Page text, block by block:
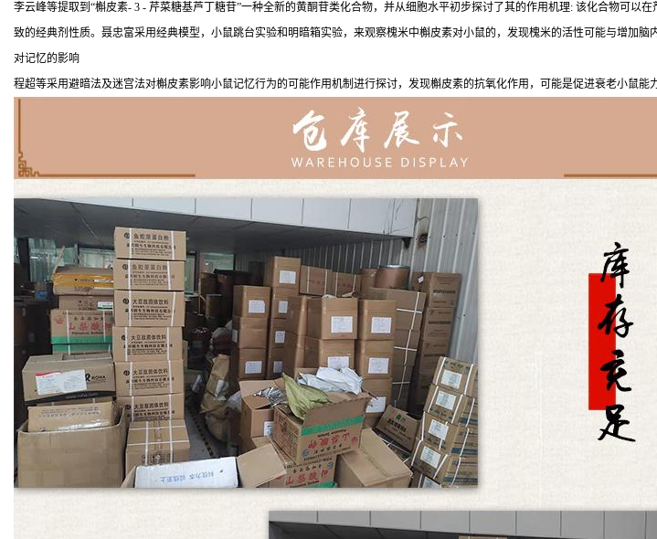
李云峰等提取到“槲皮素- 3 - 芹菜糖基芦丁糖苷”一种全新的黄酮苷类化合物，并从细胞水平初步探讨了其的作用机理: 该化合物可
致的经典剂性质。聂忠富采用经典模型，小鼠跳台实验和明暗箱实验，来观察槐米中槲皮素对小鼠的，发现槐米的活性可能与增加脑
对记忆的影响
程超等采用避暗法及迷宫法对槲皮素影响小鼠记忆行为的可能作用机制进行探讨，发现槲皮素的抗氧化作用，可能是促进衰老小鼠能